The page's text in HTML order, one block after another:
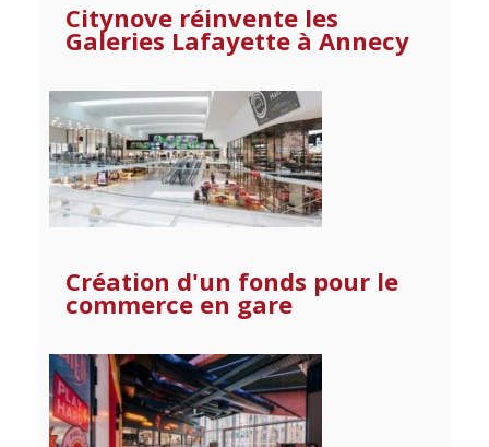
Citynove réinvente les
Galeries Lafayette à Annecy
Création d'un fonds pour le
commerce en gare